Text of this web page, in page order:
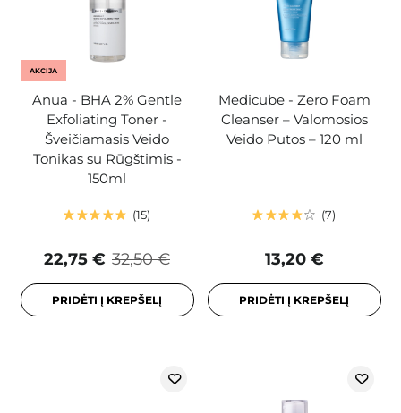
AKCIJA
Anua - BHA 2% Gentle
Exfoliating Toner -
Šveičiamasis Veido
Tonikas su Rūgštimis -
150ml
15
32,50 €
22,75 €
PRIDĖTI Į KREPŠELĮ
Medicube - Zero Foam
Cleanser – Valomosios
Veido Putos – 120 ml
7
13,20 €
PRIDĖTI Į KREPŠELĮ